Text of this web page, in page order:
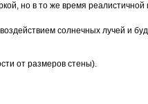
но в то же время
солнечных лучей и
от размеров стены).